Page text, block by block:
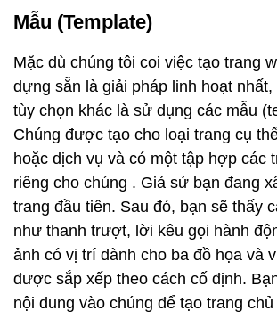
Mẫu (Template)
Mặc dù chúng tôi coi việc tạo trang
dựng sẵn là giải pháp linh hoạt
tùy chọn khác là sử dụng các mẫu
Chúng được tạo cho loại trang cụ
hoặc dịch vụ và có một tập hợp các
riêng cho chúng . Giả sử bạn đang
trang đầu tiên. Sau đó, bạn sẽ thấy
như thanh trượt, lời kêu gọi hành
ảnh có vị trí dành cho ba đồ họa và
được sắp xếp theo cách cố định.
nội dung vào chúng để tạo trang